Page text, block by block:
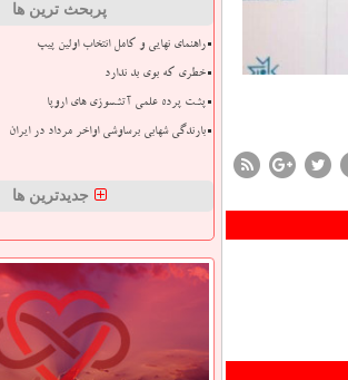
پربحث ترین ها
راهنمای نهایی و کامل انتخاب اولین پیپ
خطری که بوی بد ندارد
پشت پرده علمی آتشسوزی های اروپا
بارندگی شهابی برساوشی اواخر مرداد در ایران
جدیدترین ها